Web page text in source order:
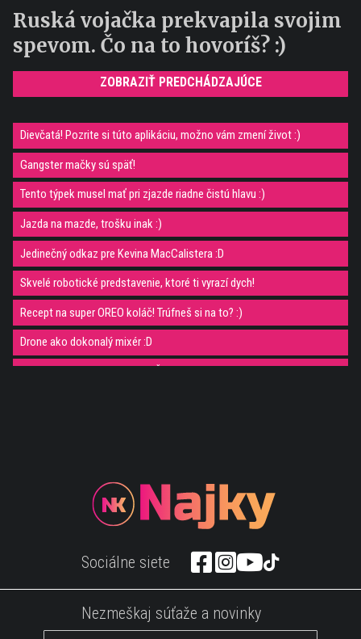
Ruská vojačka prekvapila svojim
spevom. Čo na to hovoríš? :)
ZOBRAZIŤ PREDCHÁDZAJÚCE
Dievčatá! Pozrite si túto aplikáciu, možno vám zmení život :)
Gangster mačky sú späť!
Tento týpek musel mať pri zjazde riadne čistú hlavu :)
Jazda na mazde, trošku inak :)
Jedinečný odkaz pre Kevina MacCalistera :D
Skvelé robotické predstavenie, ktoré ti vyrazí dych!
Recept na super OREO koláč! Trúfneš si na to? :)
Drone ako dokonalý mixér :D
Zabité! Chlapec na bubnoch to zaklincoval na záver
Relax v snehu? U nás asi ešte nie :(
Umelec vytvoril pohár, ktorý by chcel asi každý :)
Talentované rusky spievajú známy song!
Sociálne siete
Nezmeškaj súťaže a novinky